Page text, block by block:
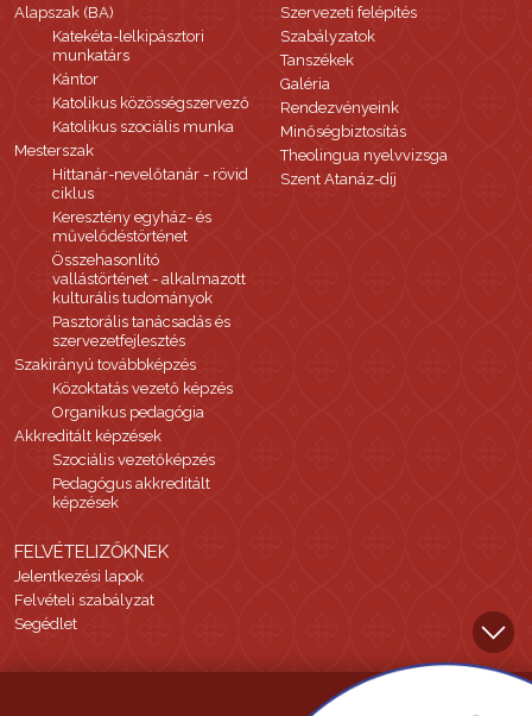
Alapszak (BA)
Katekéta-lelkipásztori
munkatárs
Kántor
Katolikus közösségszervező
Katolikus szociális munka
Mesterszak
Hittanár-nevelőtanár - rövid
ciklus
Keresztény egyház- és
művelődéstörténet
Összehasonlító
vallástörténet - alkalmazott
kulturális tudományok
Pasztorális tanácsadás és
szervezetfejlesztés
Szakirányú továbbképzés
Közoktatás vezető képzés
Organikus pedagógia
Akkreditált képzések
Szociális vezetőképzés
Pedagógus akkreditált
képzések
Szervezeti felépítés
Szabályzatok
Tanszékek
Galéria
Rendezvényeink
Minőségbiztosítás
Theolingua nyelvvizsga
Szent Atanáz-díj
FELVÉTELIZŐKNEK
Jelentkezési lapok
Felvételi szabályzat
Segédlet